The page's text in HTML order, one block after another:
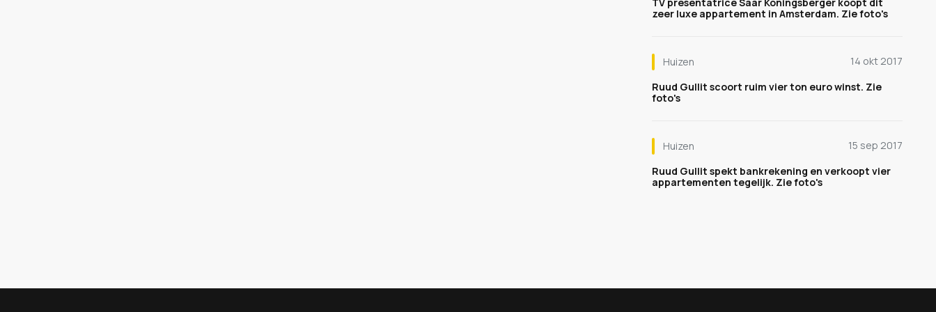
zeer luxe appartement in Amsterdam. Zie foto's
Huizen
14 okt 2017
Ruud Gullit scoort ruim vier ton euro winst. Zie
foto's
Huizen
15 sep 2017
Ruud Gullit spekt bankrekening en verkoopt vier
appartementen tegelijk. Zie foto's